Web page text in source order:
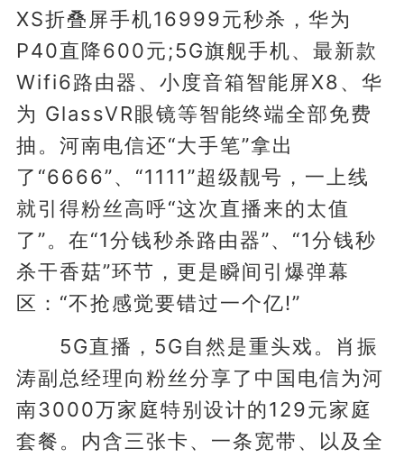
XS折叠屏手机16999元秒杀，华为
P40直降600元;5G旗舰手机、最新款
Wifi6路由器、小度音箱智能屏X8、华
为 GlassVR眼镜等智能终端全部免费
抽。河南电信还“大手笔”拿出
了“6666”、“1111”超级靓号，一上线
就引得粉丝高呼“这次直播来的太值
了”。在“1分钱秒杀路由器”、“1分钱秒
杀干香菇”环节，更是瞬间引爆弹幕
区：“不抢感觉要错过一个亿!”
5G直播，5G自然是重头戏。肖振
涛副总经理向粉丝分享了中国电信为河
南3000万家庭特别设计的129元家庭
套餐。内含三张卡、一条宽带、以及全